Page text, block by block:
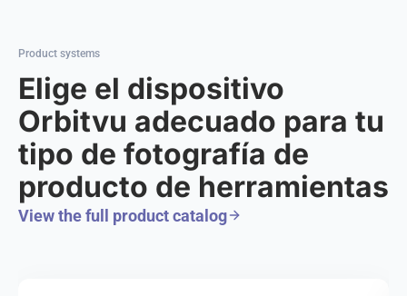
Product systems
Elige el dispositivo
Orbitvu adecuado para tu
tipo de fotografía de
producto de herramientas
View the full product catalog